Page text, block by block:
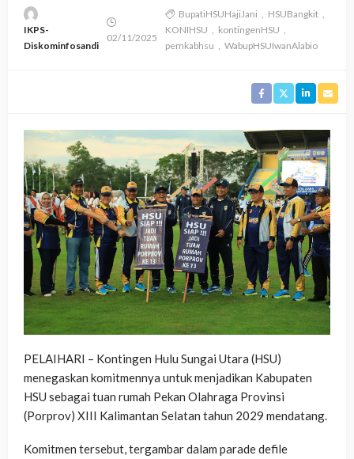
IKPS-
Diskominfosandi
02/11/2025
BupatiHSUHajiJani
HSUBangkit
KONIHSU
kontingenHSU
pemkabhsu
WabupHSUIwanAlabio
PELAIHARI – Kontingen Hulu Sungai Utara (HSU)
menegaskan komitmennya untuk menjadikan Kabupaten
HSU sebagai tuan rumah Pekan Olahraga Provinsi
(Porprov) XIII Kalimantan Selatan tahun 2029 mendatang.
Komitmen tersebut, tergambar dalam parade defile